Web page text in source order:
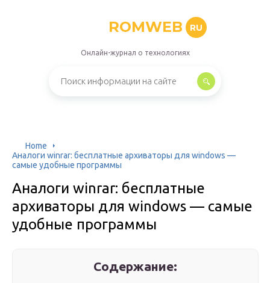
ROMWEB RU
Онлайн-журнал о технологиях
Home
Аналоги winrar: бесплатные архиваторы для windows —
самые удобные программы
Аналоги winrar: бесплатные
архиваторы для windows — самые
удобные программы
Содержание: